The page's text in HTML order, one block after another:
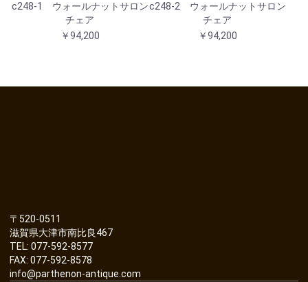
c248-1 ウォールナットサロン
チェア
￥94,200
c248-2 ウォールナットサロン
チェア
￥94,200
〒520-0511
滋賀県大津市南比良467
TEL: 077-592-8577
FAX: 077-592-8578
info@parthenon-antique.com